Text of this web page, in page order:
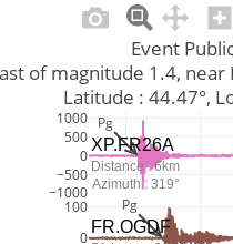
0
100
−1000
−500
0
500
1000
Event
blast of magnitude 1.4,
Latitude :
Pg
Pg
FR.OGDF
XP.FR26A
Distance : 6km
Azimuth : 319°